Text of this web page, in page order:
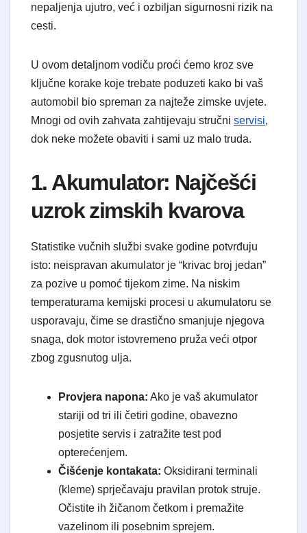
nepaljenja ujutro, već i ozbiljan sigurnosni rizik na
cesti.
U ovom detaljnom vodiču proći ćemo kroz sve
ključne korake koje trebate poduzeti kako bi vaš
automobil bio spreman za najteže zimske uvjete.
Mnogi od ovih zahvata zahtijevaju stručni servisi,
dok neke možete obaviti i sami uz malo truda.
1. Akumulator: Najčešći
uzrok zimskih kvarova
Statistike vučnih službi svake godine potvrđuju
isto: neispravan akumulator je “krivac broj jedan”
za pozive u pomoć tijekom zime. Na niskim
temperaturama kemijski procesi u akumulatoru se
usporavaju, čime se drastično smanjuje njegova
snaga, dok motor istovremeno pruža veći otpor
zbog zgusnutog ulja.
Provjera napona: Ako je vaš akumulator
stariji od tri ili četiri godine, obavezno
posjetite servis i zatražite test pod
opterećenjem.
Čišćenje kontakata: Oksidirani terminali
(kleme) sprječavaju pravilan protok struje.
Očistite ih žičanom četkom i premažite
vazelinom ili posebnim sprejem.